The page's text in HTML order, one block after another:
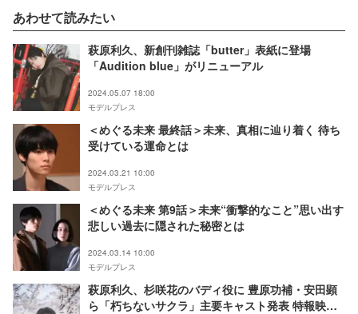
あわせて読みたい
萩原利久、新創刊雑誌「butter」表紙に登場
「Audition blue」がリニューアル
2024.05.07 18:00
モデルプレス
＜めぐる未来 最終話＞未来、真相に辿り着く 待ち
受けている運命とは
2024.03.21 10:00
モデルプレス
＜めぐる未来 第9話＞未来“衝撃的なこと”思い出す
悲しい過去に隠された秘密とは
2024.03.14 10:00
モデルプレス
萩原利久、杉咲花のバディ役に 豊原功補・安田顕
ら「朽ちないサクラ」主要キャスト発表 特報映像